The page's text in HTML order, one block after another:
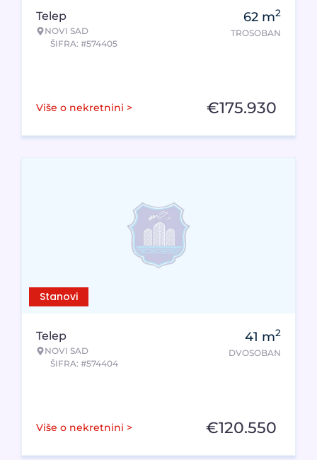
Telep
NOVI SAD
ŠIFRA: #574405
62 m2
TROSOBAN
Više o nekretnini > €175.930
Stanovi
Telep
NOVI SAD
ŠIFRA: #574404
41 m2
DVOSOBAN
Više o nekretnini > €120.550